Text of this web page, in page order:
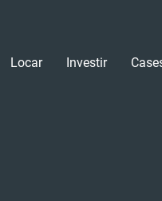
Locar Investir